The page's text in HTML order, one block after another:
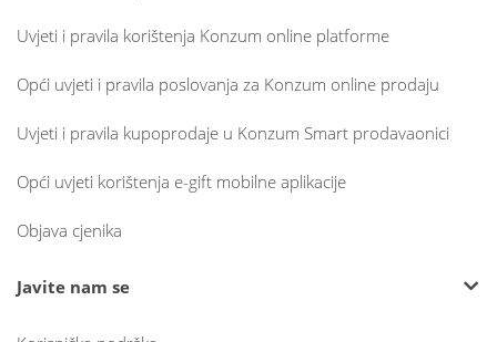
Uvjeti i pravila korištenja Konzum online platforme
Opći uvjeti i pravila poslovanja za Konzum online prodaju
Uvjeti i pravila kupoprodaje u Konzum Smart prodavaonici
Opći uvjeti korištenja e-gift mobilne aplikacije
Objava cjenika
Javite nam se